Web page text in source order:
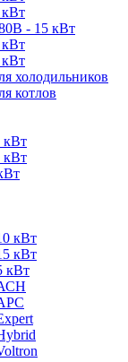
кВт
- 15 кВт
кВт
кВт
холодильников
котлов
кВт
кВт
кВт
кВт
кВт